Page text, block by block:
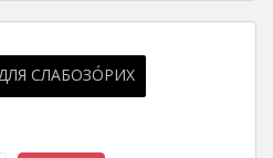
СЛАБОЗО́РИХ